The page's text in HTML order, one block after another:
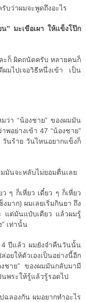
บว่าผมจะพูดถึงอะไร
” มะเขือเผา ให้แข็งโป๊ก
ะก็ ผิดถนัดครับ หลายคนก็
มไปเจอวิธีหนึ่งเข้า เป็น
ว่า “น้องชาย” ของผมมัน
พอย่างเข้า 47 “น้องชาย”
วันร้าย วันไหนอยากแข็งก็
มันจะหลับไม่ยอมตื่นเลย
ๆ ก็เหี่ยว เดี๋ยว ๆ ก็เหี่ยว
มาก) ผมเลยเริ่มกินยา ถึง
แต่มันแป๋บเดียว แล้วผมรู้
เท่านั้น
4 ปีแล้ว ผมยังจำคืนวันนั้น
ยให้ตัวเองเป็นอย่างนี้อีก
ชาย” ของผมมันกลับมามี
พระให้รู้แล้วรู้รอดไป
ฉลองกัน ผมอยากทำอะไร